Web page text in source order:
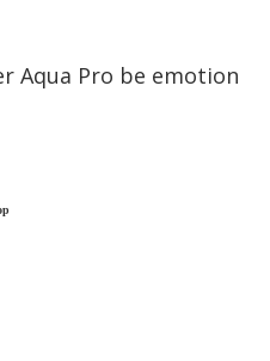
Aqua Pro be emotion